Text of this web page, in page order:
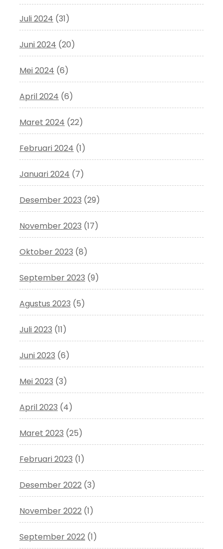
Juli 2024 (31)
Juni 2024 (20)
Mei 2024 (6)
April 2024 (6)
Maret 2024 (22)
Februari 2024 (1)
Januari 2024 (7)
Desember 2023 (29)
November 2023 (17)
Oktober 2023 (8)
September 2023 (9)
Agustus 2023 (5)
Juli 2023 (11)
Juni 2023 (6)
Mei 2023 (3)
April 2023 (4)
Maret 2023 (25)
Februari 2023 (1)
Desember 2022 (3)
November 2022 (1)
September 2022 (1)